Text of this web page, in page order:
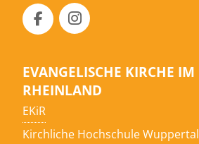
EVANGELISCHE KIRCHE IM
RHEINLAND
EKiR
Kirchliche Hochschule Wuppertal